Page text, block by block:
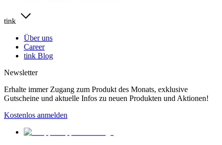
tink
Über uns
Career
tink Blog
Newsletter
Erhalte immer Zugang zum Produkt des Monats, exklusive
Gutscheine und aktuelle Infos zu neuen Produkten und Aktionen!
Kostenlos anmelden